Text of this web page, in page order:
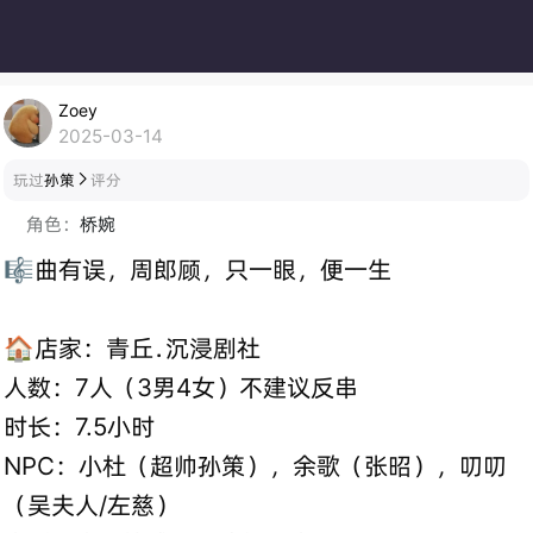
Zoey
2025-03-14
玩过孙策 评分
角色：桥婉
🎼曲有误，周郎顾，只一眼，便一生
🏠店家：青丘﹒沉浸剧社
人数：7人（3男4女）不建议反串
时长：7.5小时
NPC：小杜（超帅孙策），余歌（张昭），叨叨
（吴夫人/左慈）